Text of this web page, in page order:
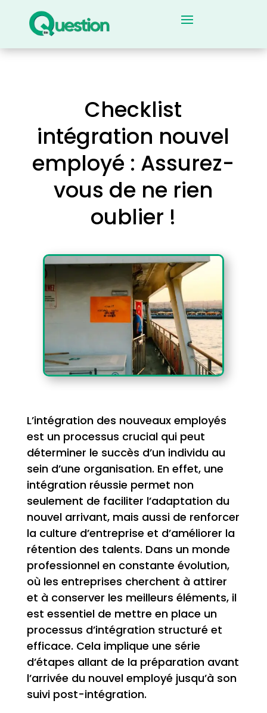
Checklist
intégration nouvel
employé : Assurez-
vous de ne rien
oublier !
L’intégration des nouveaux employés
est un processus crucial qui peut
déterminer le succès d’un individu au
sein d’une organisation. En effet, une
intégration réussie permet non
seulement de faciliter l’adaptation du
nouvel arrivant, mais aussi de renforcer
la culture d’entreprise et d’améliorer la
rétention des talents. Dans un monde
professionnel en constante évolution,
où les entreprises cherchent à attirer
et à conserver les meilleurs éléments, il
est essentiel de mettre en place un
processus d’intégration structuré et
efficace. Cela implique une série
d’étapes allant de la préparation avant
l’arrivée du nouvel employé jusqu’à son
suivi post-intégration.